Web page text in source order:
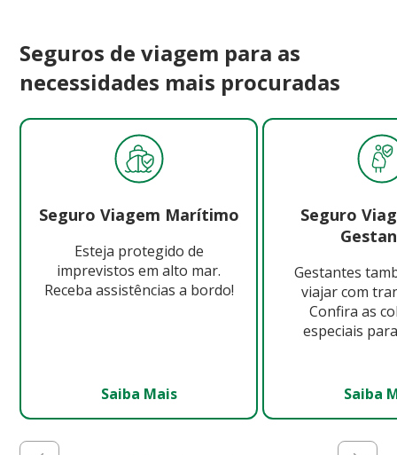
Seguros de viagem para as
necessidades mais procuradas
Seguro Viagem Marítimo
Esteja protegido de
imprevistos em alto mar.
Receba assistências a bordo!
Saiba Mais
Seguro
Gestantes
viajar com
Confira as
especiais
Saiba